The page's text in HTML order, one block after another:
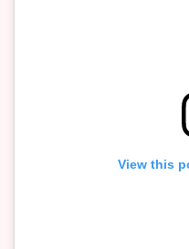
View this